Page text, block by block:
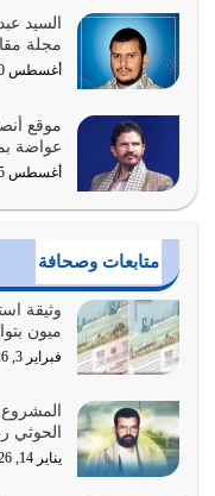
أبرز أسباب الشقاء
المتمثل في القرآن
يوليو 31, 2026
أولياء الشيطان كلما
أكثر ضعفاً
يوليو 30, 2026
وعد الله تعالى من
والاستبشار والنجاة
يوليو 29, 2026
القرآن الكريم هو
معرفة شخصيته معرفة
يوليو 28, 2026
هل نحن من الصالحين؟
وأعرض نفسك،
السيد
مجلة
أغسطس 30, 2016
موقع
عواضة
أغسطس 15, 2016
متابعات وصحافة
وثيقة
ميون
فبراير 3, 2026
يناير 14, 2026